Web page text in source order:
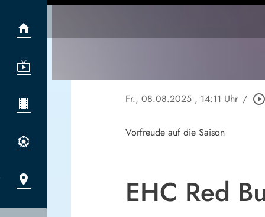
Fr., 08.08.2025 , 14:11 Uhr / play_circle_outline
Vorfreude auf die Saison
EHC Red